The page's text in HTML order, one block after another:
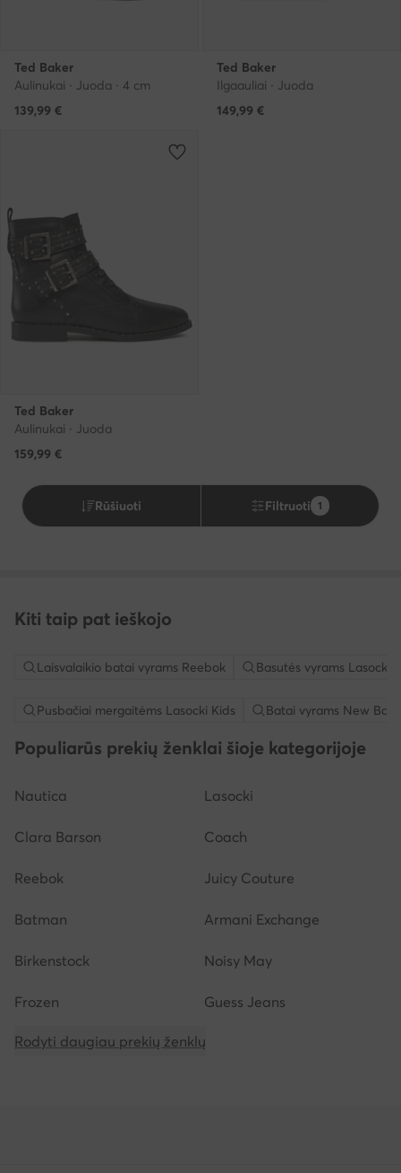
Ted Baker
Aulinukai · Juoda · 4 cm
139,99 €
Ted Baker
Ilgaauliai · Juoda
149,99 €
Ted Baker
Aulinukai · Juoda
159,99 €
Rūšiuoti Filtruoti 1
Kiti taip pat ieškojo
Laisvalaikio batai vyrams Reebok Basutės vyrams Lasocki
Pusbačiai mergaitėms Lasocki Kids Batai vyrams New
Populiarūs prekių ženklai šioje kategorijoje
Nautica Lasocki
Clara Barson Coach
Reebok Juicy Couture
Batman Armani Exchange
Birkenstock Noisy May
Frozen Guess Jeans
Rodyti daugiau prekių ženklų